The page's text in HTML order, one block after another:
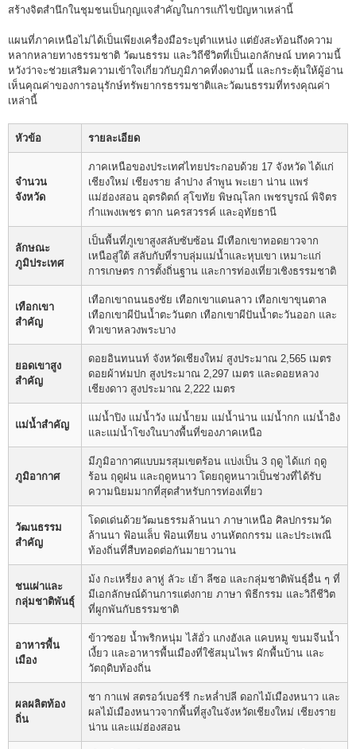
สร้างจิตสำนึกในชุมชนเป็นกุญแจสำคัญในการแก้ไขปัญหาเหล่านี้
แผนที่ภาคเหนือไม่ได้เป็นเพียงเครื่องมือระบุตำแหน่ง แต่ยังสะท้อนถึงความ
หลากหลายทางธรรมชาติ วัฒนธรรม และวิถีชีวิตที่เป็นเอกลักษณ์ บทความนี้
หวังว่าจะช่วยเสริมความเข้าใจเกี่ยวกับภูมิภาคที่งดงามนี้ และกระตุ้นให้ผู้อ่าน
เห็นคุณค่าของการอนุรักษ์ทรัพยากรธรรมชาติและวัฒนธรรมที่ทรงคุณค่า
เหล่านี้
หัวข้อ รายละเอียด
จำนวน
จังหวัด
ภาคเหนือของประเทศไทยประกอบด้วย 17 จังหวัด ได้แก่
เชียงใหม่ เชียงราย ลำปาง ลำพูน พะเยา น่าน แพร่
แม่ฮ่องสอน อุตรดิตถ์ สุโขทัย พิษณุโลก เพชรบูรณ์ พิจิตร
กำแพงเพชร ตาก นครสวรรค์ และอุทัยธานี
ลักษณะ
ภูมิประเทศ
เป็นพื้นที่ภูเขาสูงสลับซับซ้อน มีเทือกเขาทอดยาวจาก
เหนือสู่ใต้ สลับกับที่ราบลุ่มแม่น้ำและหุบเขา เหมาะแก่
การเกษตร การตั้งถิ่นฐาน และการท่องเที่ยวเชิงธรรมชาติ
เทือกเขา
สำคัญ
เทือกเขาถนนธงชัย เทือกเขาแดนลาว เทือกเขาขุนตาล
เทือกเขาผีปันน้ำตะวันตก เทือกเขาผีปันน้ำตะวันออก และ
ทิวเขาหลวงพระบาง
ยอดเขาสูง
สำคัญ
ดอยอินทนนท์ จังหวัดเชียงใหม่ สูงประมาณ 2,565 เมตร
ดอยผ้าห่มปก สูงประมาณ 2,297 เมตร และดอยหลวง
เชียงดาว สูงประมาณ 2,222 เมตร
แม่น้ำสำคัญ
แม่น้ำปิง แม่น้ำวัง แม่น้ำยม แม่น้ำน่าน แม่น้ำกก แม่น้ำอิง
และแม่น้ำโขงในบางพื้นที่ของภาคเหนือ
ภูมิอากาศ
มีภูมิอากาศแบบมรสุมเขตร้อน แบ่งเป็น 3 ฤดู ได้แก่ ฤดู
ร้อน ฤดูฝน และฤดูหนาว โดยฤดูหนาวเป็นช่วงที่ได้รับ
ความนิยมมากที่สุดสำหรับการท่องเที่ยว
วัฒนธรรม
สำคัญ
โดดเด่นด้วยวัฒนธรรมล้านนา ภาษาเหนือ ศิลปกรรมวัด
ล้านนา ฟ้อนเล็บ ฟ้อนเทียน งานหัตถกรรม และประเพณี
ท้องถิ่นที่สืบทอดต่อกันมายาวนาน
ชนเผ่าและ
กลุ่มชาติพันธุ์
ม้ง กะเหรี่ยง ลาหู่ ลัวะ เย้า ลีซอ และกลุ่มชาติพันธุ์อื่น ๆ ที่
มีเอกลักษณ์ด้านการแต่งกาย ภาษา พิธีกรรม และวิถีชีวิต
ที่ผูกพันกับธรรมชาติ
อาหารพื้น
เมือง
ข้าวซอย น้ำพริกหนุ่ม ไส้อั่ว แกงฮังเล แคบหมู ขนมจีนน้ำ
เงี้ยว และอาหารพื้นเมืองที่ใช้สมุนไพร ผักพื้นบ้าน และ
วัตถุดิบท้องถิ่น
ผลผลิตท้อง
ถิ่น
ชา กาแฟ สตรอว์เบอร์รี กะหล่ำปลี ดอกไม้เมืองหนาว และ
ผลไม้เมืองหนาวจากพื้นที่สูงในจังหวัดเชียงใหม่ เชียงราย
น่าน และแม่ฮ่องสอน